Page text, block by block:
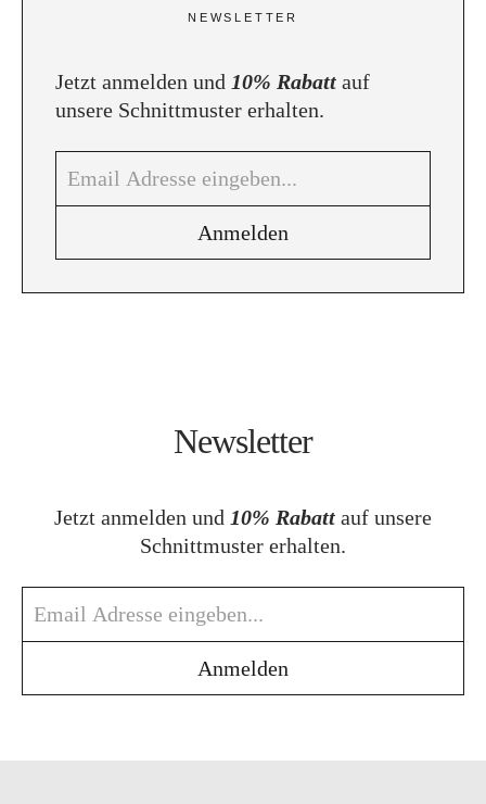
NEWSLETTER
Jetzt anmelden und 10% Rabatt auf
unsere Schnittmuster erhalten.
Newsletter
Jetzt anmelden und 10% Rabatt auf unsere
Schnittmuster erhalten.